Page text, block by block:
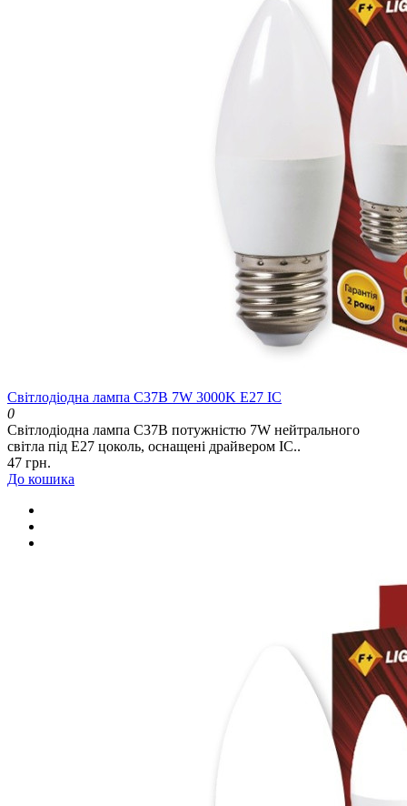
Світлодіодна лампа C37B 7W 3000K E27 IC
0
Світлодіодна лампа C37B потужністю 7W нейтрального
світла під E27 цоколь, оснащені драйвером IC..
47 грн.
До кошика